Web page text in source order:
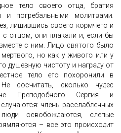
тело своего отца, братия
погребальными молитвами.
лишившись своего кормчего и
с отцом, они плакали и, если бы
с ним. Лицо святого было
мертвого, но как у живого или у
душевную чистоту и награду от
тело его похоронили в
сосчитать, сколько чудес
Преподобного Сергия и
члены расслабленных
освобождаются, слепые
– все это происходит